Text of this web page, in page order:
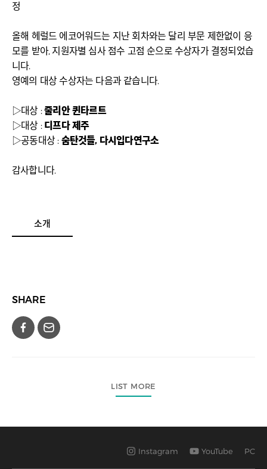
정
올해 헤럴드 에코어워드는 지난 회차와는 달리 부문 제한없이 응
모를 받아, 지원자별 심사 점수 고점 순으로 수상자가 결정되었습
니다.
영예의 대상 수상자는 다음과 같습니다.
▷대상 :줄리안 퀸타르트
▷대상 : 디프다 제주
▷공동대상 : 숨탄것들, 다시입다연구소
감사합니다.
소개
SHARE
LIST MORE
Instagram YouTube PC